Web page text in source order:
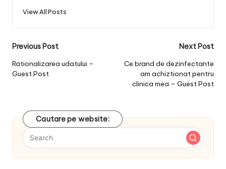
View All Posts
Post
navigation
Previous Post
Rationalizarea udatului –
Guest Post
Next Post
Ce brand de dezinfectante
am achiztionat pentru
clinica mea – Guest Post
Cautare pe website: